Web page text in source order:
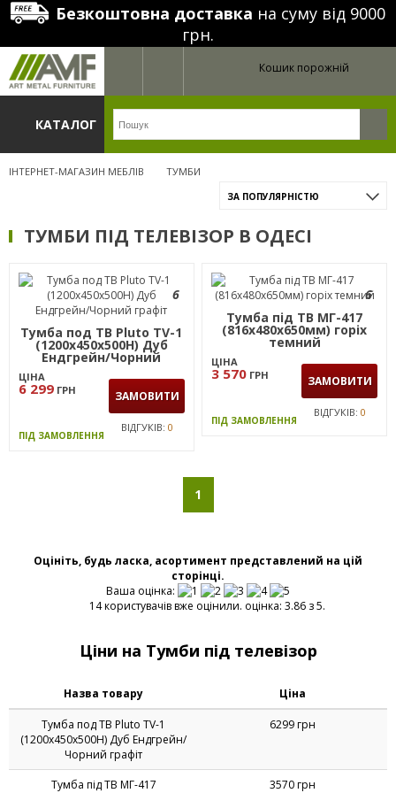
Безкоштовна доставка на суму від 9000
грн.
Кошик порожній
КАТАЛОГ
ІНТЕРНЕТ-МАГАЗИН МЕБЛІВ ТУМБИ
ЗА ПОПУЛЯРНІСТЮ
ТУМБИ ПІД ТЕЛЕВІЗОР В ОДЕСІ
6
Тумба под ТВ Pluto TV-1
(1200х450х500Н) Дуб
Ендгрейн/Чорний
ЦІНА
6 299 ГРН ЗАМОВИТИ
ПІД ЗАМОВЛЕННЯ
ВІДГУКІВ: 0
6
Тумба під ТВ МГ-417
(816х480х650мм) горіх
темний
ЦІНА
3 570 ГРН ЗАМОВИТИ
ПІД ЗАМОВЛЕННЯ
ВІДГУКІВ: 0
1
Оцініть, будь ласка, асортимент представлений на цій
сторінці.
Ваша оцінка:
14 користувачів вже оцінили. оцінка: 3.86 з 5.
Ціни на Тумби під телевізор
Назва товару Ціна
Тумба под ТВ Pluto TV-1
(1200х450х500Н) Дуб Ендгрейн/
Чорний графіт
6299 грн
Тумба під ТВ МГ-417
3570 грн